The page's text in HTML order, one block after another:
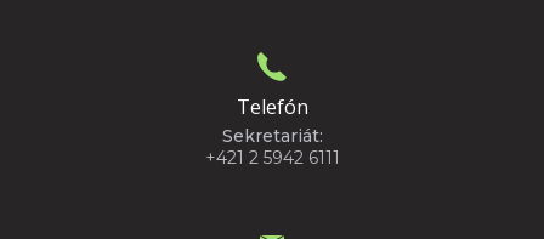
Telefón
Sekretariát:
+421 2 5942 6111